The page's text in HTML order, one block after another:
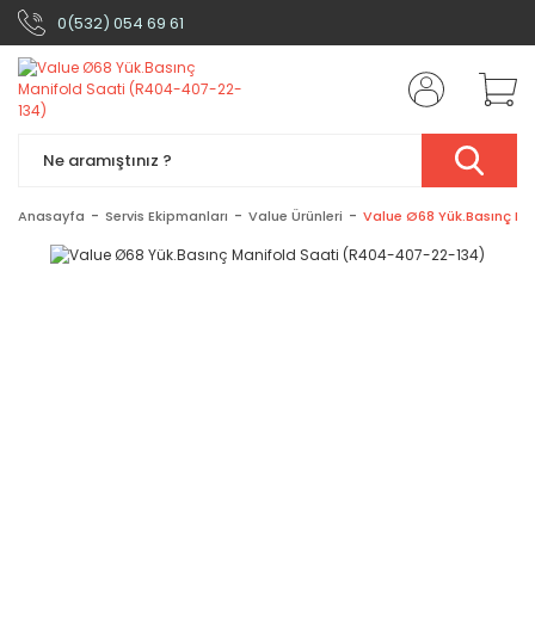
0(532) 054 69 61
Anasayfa Servis Ekipmanları Value Ürünleri Value Ø68 Yük.Basınç